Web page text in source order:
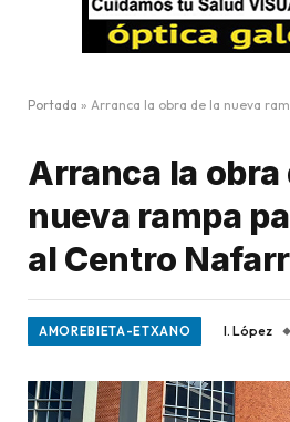
Portada » Arranca la obra de la nueva rampa
Arranca la obra
nueva rampa
al Centro
AMOREBIETA-ETXANO I. López